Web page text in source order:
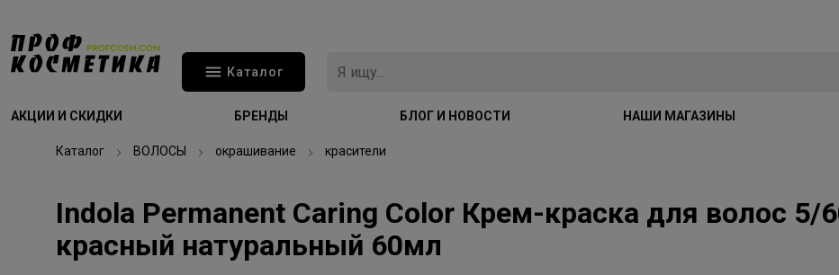
Каталог
АКЦИИ И СКИДКИ БРЕНДЫ БЛОГ И НОВОСТИ НАШИ МАГАЗИНЫ
Каталог ВОЛОСЫ окрашивание красители
Indola Permanent Caring Color Крем-краска для волос 5/
красный натуральный 60мл